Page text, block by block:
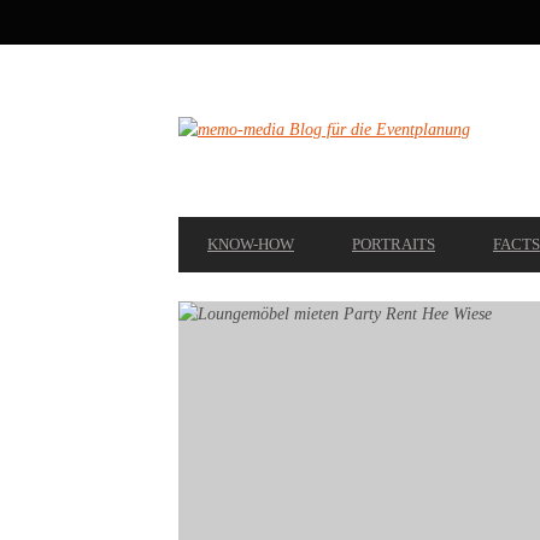
NAVIGATION
NAVIGATION
KNOW-HOW PORTRAITS FACTS